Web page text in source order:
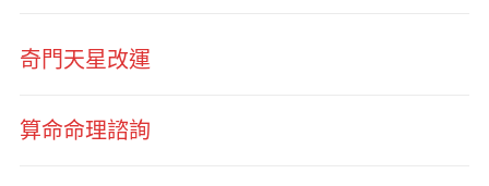
奇門天星改運
算命命理諮詢